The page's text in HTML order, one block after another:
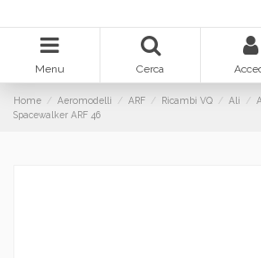
Menu Cerca
Home Aeromodelli ARF Ricambi VQ Ali
Spacewalker ARF 46